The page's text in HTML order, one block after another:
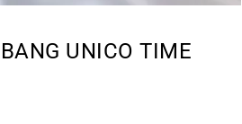
UNICO TIME